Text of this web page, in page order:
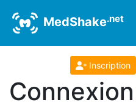
MedShake.net
Inscription
Connexion